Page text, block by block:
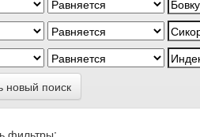
новый поиск
фильтры: